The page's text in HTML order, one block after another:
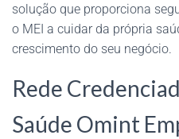
solução que proporciona
o MEI a cuidar da própria
crescimento do seu negócio.
Rede
Saúde Omint